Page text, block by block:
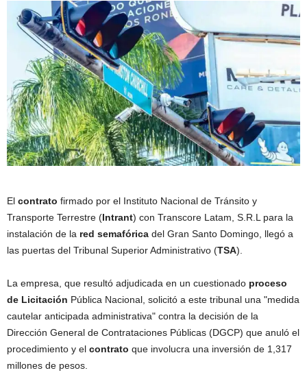
El contrato firmado por el Instituto Nacional de Tránsito y
Transporte Terrestre (Intrant) con Transcore Latam, S.R.L para la
instalación de la red semafórica del Gran Santo Domingo, llegó a
las puertas del Tribunal Superior Administrativo (TSA).
La empresa, que resultó adjudicada en un cuestionado proceso
de Licitación Pública Nacional, solicitó a este tribunal una "medida
cautelar anticipada administrativa" contra la decisión de la
Dirección General de Contrataciones Públicas (DGCP) que anuló el
procedimiento y el contrato que involucra una inversión de 1,317
millones de pesos.